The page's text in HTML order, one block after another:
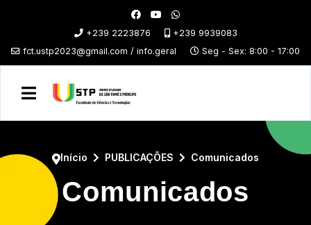
+239 2223876
+239 9939083
fct.ustp2023@gmail.com / info.geral
Seg - Sex: 8:00 - 17:00
Comunicados
Início PUBLICAÇÕES Comunicados